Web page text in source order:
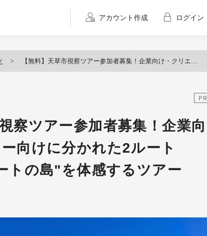
アカウント作成 ログイン
【無料】天草市視察ツアー参加者募集！企業向け・クリエイター向けに分かれた2ルートで"デジタルアートの島"を体感するツアー
PR
察ツアー参加者募集！企業向
向けに分かれた2ルート
トの島"を体感するツアー